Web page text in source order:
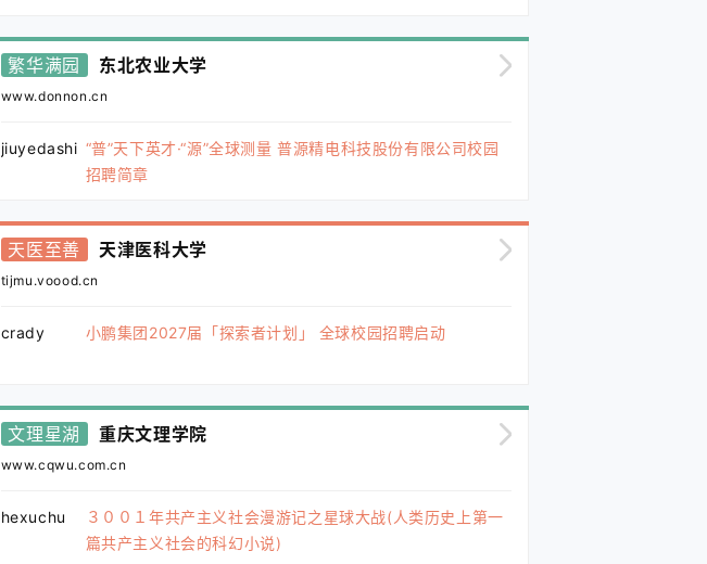
繁华满园 东北农业大学
www.donnon.cn
jiuyedashi “普”天下英才·“源”全球测量 普源精电科技股份有限公司校园
招聘简章
天医至善 天津医科大学
tijmu.voood.cn
crady 小鹏集团2027届「探索者计划」 全球校园招聘启动
文理星湖 重庆文理学院
www.cqwu.com.cn
hexuchu
３００１年共产主义社会漫游记之星球大战(人类历史上第一
篇共产主义社会的科幻小说)